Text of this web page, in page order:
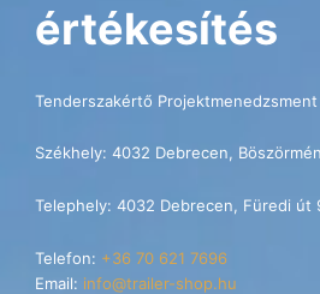
értékesítés
Tenderszakértő
Székhely: 4032 Debrecen,
Telephely: 4032 Debrecen, Füredi út
Telefon: +36 70 621 7696
Email: info@trailer-shop.hu